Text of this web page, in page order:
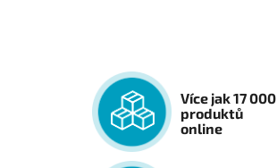
Více jak 17 000
produktů
online